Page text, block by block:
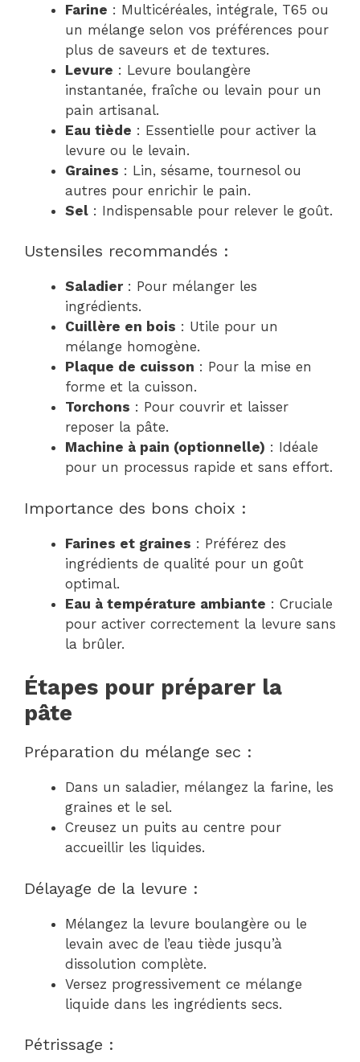
Farine : Multicéréales, intégrale, T65 ou
un mélange selon vos préférences pour
plus de saveurs et de textures.
Levure : Levure boulangère
instantanée, fraîche ou levain pour un
pain artisanal.
Eau tiède : Essentielle pour activer la
levure ou le levain.
Graines : Lin, sésame, tournesol ou
autres pour enrichir le pain.
Sel : Indispensable pour relever le goût.
Ustensiles recommandés :
Saladier: Pour mélanger les
ingrédients.
Cuillère en bois : Utile pour un
mélange homogène.
Plaque de cuisson : Pour la mise en
forme et la cuisson.
Torchons : Pour couvrir et laisser
reposer la pâte.
Machine à pain (optionnelle) : Idéale
pour un processus rapide et sans effort.
Importance des bons choix :
Farines et graines : Préférez des
ingrédients de qualité pour un goût
optimal.
Eau à température ambiante : Cruciale
pour activer correctement la levure sans
la brûler.
Étapes pour préparer la
pâte
Préparation du mélange sec :
Dans un saladier, mélangez la farine, les
graines et le sel.
Creusez un puits au centre pour
accueillir les liquides.
Délayage de la levure :
Mélangez la levure boulangère ou le
levain avec de l’eau tiède jusqu’à
dissolution complète.
Versez progressivement ce mélange
liquide dans les ingrédients secs.
Pétrissage :